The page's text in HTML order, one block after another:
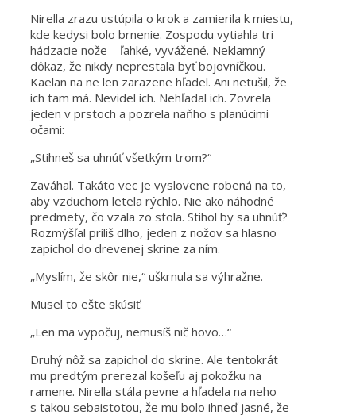
Nirella zrazu ustúpila o krok a zamierila k miestu,
kde kedysi bolo brnenie. Zospodu vytiahla tri
hádzacie nože – ľahké, vyvážené. Neklamný
dôkaz, že nikdy neprestala byť bojovníčkou.
Kaelan na ne len zarazene hľadel. Ani netušil, že
ich tam má. Nevidel ich. Nehľadal ich. Zovrela
jeden v prstoch a pozrela naňho s planúcimi
očami:
„Stihneš sa uhnúť všetkým trom?“
Zaváhal. Takáto vec je vyslovene robená na to,
aby vzduchom letela rýchlo. Nie ako náhodné
predmety, čo vzala zo stola. Stihol by sa uhnúť?
Rozmýšľal príliš dlho, jeden z nožov sa hlasno
zapichol do drevenej skrine za ním.
„Myslím, že skôr nie,“ uškrnula sa výhražne.
Musel to ešte skúsiť:
„Len ma vypočuj, nemusíš nič hovo…“
Druhý nôž sa zapichol do skrine. Ale tentokrát
mu predtým prerezal košeľu aj pokožku na
ramene. Nirella stála pevne a hľadela na neho
s takou sebaistotou, že mu bolo ihneď jasné, že